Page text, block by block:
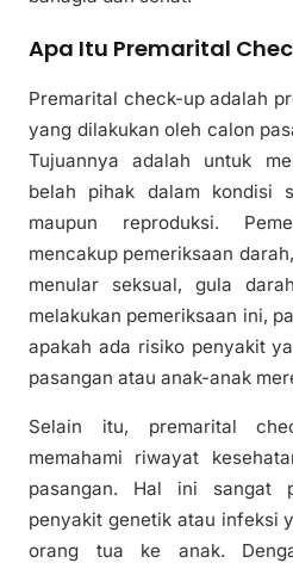
Apa Itu Premarital
Premarital check-up adalah
yang dilakukan oleh calon
Tujuannya adalah untuk
belah pihak dalam kondisi
maupun reproduksi.
mencakup pemeriksaan
menular seksual, gula
melakukan pemeriksaan ini,
apakah ada risiko penyakit
pasangan atau anak-anak
Selain itu, premarital
memahami riwayat
pasangan. Hal ini sangat
penyakit genetik atau infeksi
orang tua ke anak.